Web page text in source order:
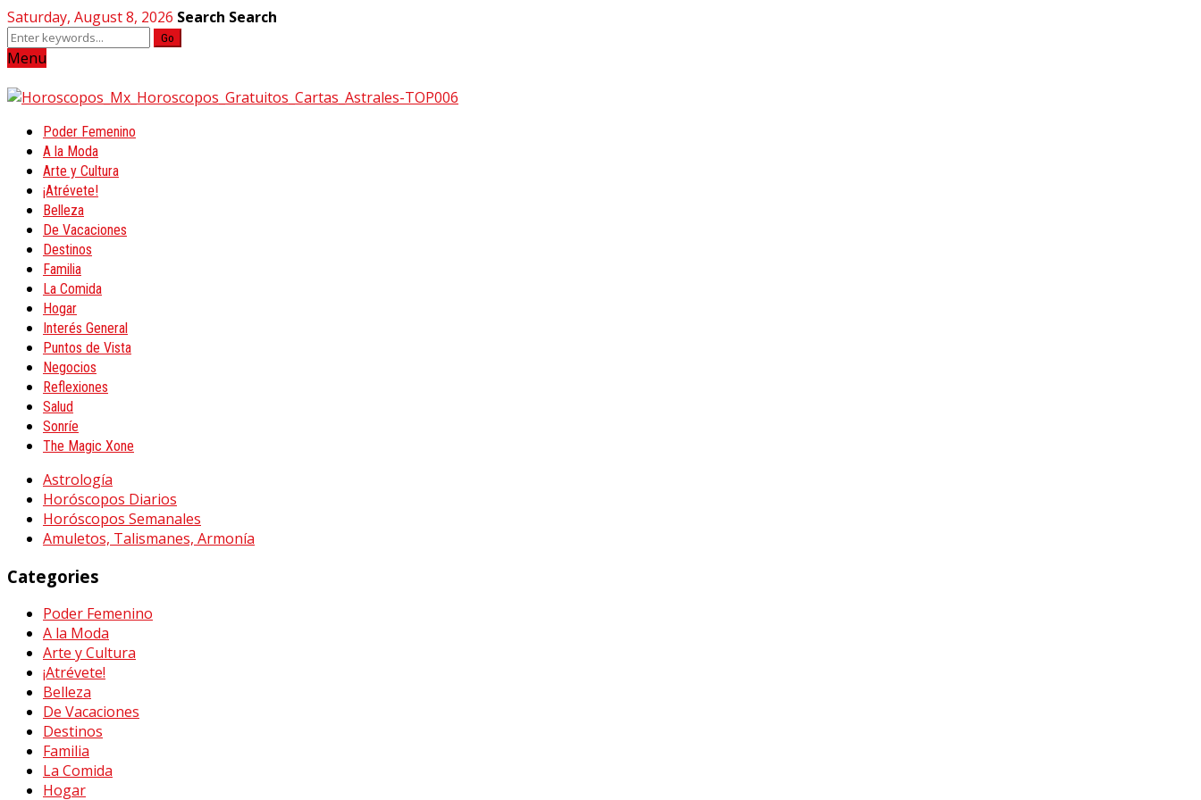
Saturday, August 8, 2026 Search Search
Go
Menu
Poder Femenino
A la Moda
Arte y Cultura
¡Atrévete!
Belleza
De Vacaciones
Destinos
Familia
La Comida
Hogar
Interés General
Puntos de Vista
Negocios
Reflexiones
Salud
Sonríe
The Magic Xone
Astrología
Horóscopos Diarios
Horóscopos Semanales
Amuletos, Talismanes, Armonía
Categories
Poder Femenino
A la Moda
Arte y Cultura
¡Atrévete!
Belleza
De Vacaciones
Destinos
Familia
La Comida
Hogar